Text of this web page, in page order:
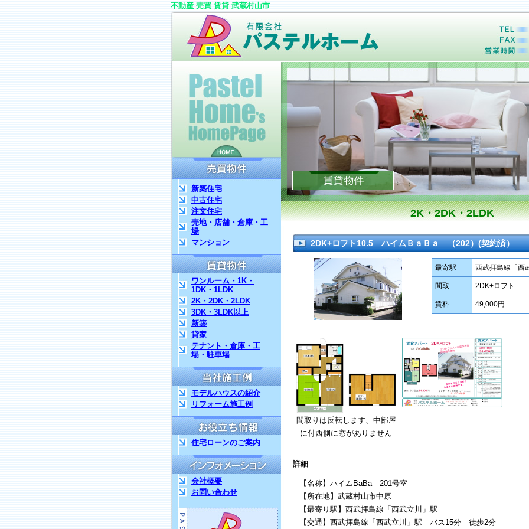
不動産 売買 賃貸 武蔵村山市
2K・2DK・2LDK
新築住宅
中古住宅
注文住宅
売地・店舗・倉庫・工
場
マンション
ワンルーム・1K・
1DK・1LDK
2K・2DK・2LDK
3DK・3LDK以上
新築
貸家
テナント・倉庫・工
場・駐車場
モデルハウスの紹介
リフォーム施工例
住宅ローンのご案内
会社概要
お問い合わせ
2DK+ロフト10.5 ハイムＢａＢａ （202）(契約済）
最寄駅 西武拝島線「西
間取 2DK+ロフト
賃料 49,000円
間取りは反転します、中部屋
に付西側に窓がありません
詳細
【名称】ハイムBaBa 201号室
【所在地】武蔵村山市中原
【最寄り駅】西武拝島線「西武立川」駅
【交通】西武拝島線「西武立川」駅 バス15分 徒歩2分